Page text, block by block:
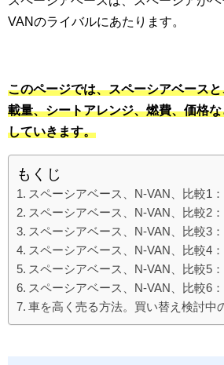
VANのライバルにあたります。
このページでは、スペーシアベース
載量、シートアレンジ、燃費、価格
していきます。
もくじ
スペーシアベース、N-VAN、比較1
スペーシアベース、N-VAN、比較2
スペーシアベース、N-VAN、比較3
スペーシアベース、N-VAN、比較4
スペーシアベース、N-VAN、比較5
スペーシアベース、N-VAN、比較6
車を高く売る方法。買い替え検討中